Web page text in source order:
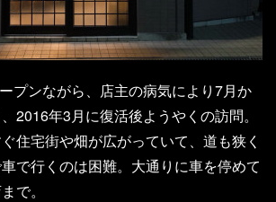
プンながら、店主の病気により7月か
2016年3月に復活後ようやくの訪問。
住宅街や畑が広がっていて、道も狭く
で行くのは困難。大通りに車を停めて
で。